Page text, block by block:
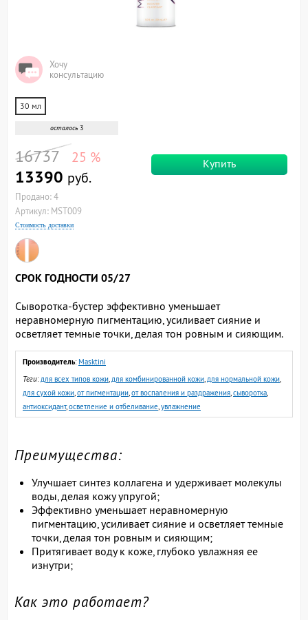
Хочу
консультацию
30 мл
осталось 3
16737 25 %
13390 руб.
Купить
Продано: 4
Артикул: MST009
Стоимость доставки
СРОК ГОДНОСТИ 05/27
Сыворотка-бустер эффективно уменьшает
неравномерную пигментацию, усиливает сияние и
осветляет темные точки, делая тон ровным и сияющим.
Производитель: Masktini
Теги:для всех типов кожи,для комбинированной кожи,для нормальной кожи,
для сухой кожи,от пигментации,от воспаления и раздражения,сыворотка,
антиоксидант,осветление и отбеливание,увлажнение
Преимущества:
Улучшает синтез коллагена и удерживает молекулы
воды, делая кожу упругой;
Эффективно уменьшает неравномерную
пигментацию, усиливает сияние и осветляет темные
точки, делая тон ровным и сияющим;
Притягивает воду к коже, глубоко увлажняя ее
изнутри;
Как это работает?